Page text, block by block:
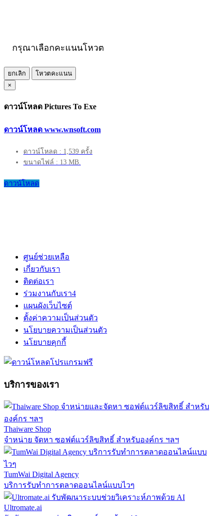
กรุณาเลือกคะแนนโหวต
ยกเลิก
โหวตคะแนน
×
ดาวน์โหลด Pictures To Exe
ดาวน์โหลด www.wnsoft.com
ดาวน์โหลด : 1,539 ครั้ง
ขนาดไฟล์ : 13 MB.
ดาวน์โหลด
ศูนย์ช่วยเหลือ
เกี่ยวกับเรา
ติดต่อเรา
ร่วมงานกับเรา4
แผนผังเว็บไซต์
ตั้งค่าความเป็นส่วนตัว
นโยบายความเป็นส่วนตัว
นโยบายคุกกี้
บริการของเรา
Thaiware Shop
จำหน่าย จัดหา ซอฟต์แวร์ลิขสิทธิ์ สำหรับองค์กร ฯลฯ
TumWai Digital Agency
บริการรับทำการตลาดออนไลน์แบบไวๆ
Ultromate.ai